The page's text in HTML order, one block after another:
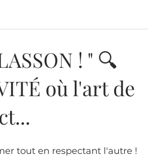
! " 🔍
où l'art de
tout en respectant l'autre !